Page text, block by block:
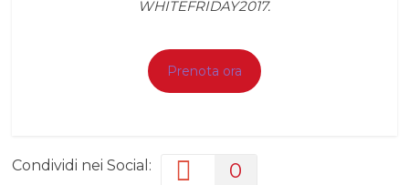
WHITEFRIDAY2017.
Prenota ora
Condividi nei Social: 0